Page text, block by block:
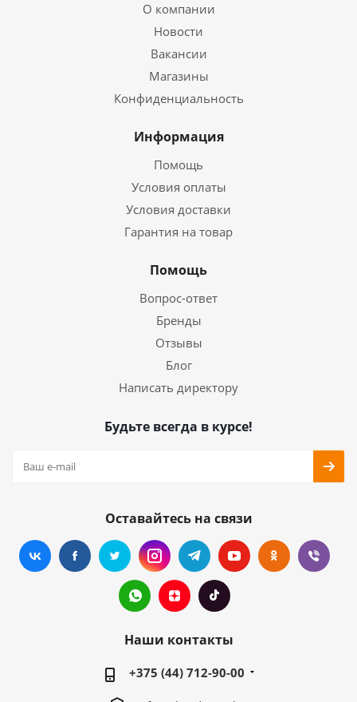
О компании
Новости
Вакансии
Магазины
Конфиденциальность
Информация
Помощь
Условия оплаты
Условия доставки
Гарантия на товар
Помощь
Вопрос-ответ
Бренды
Отзывы
Блог
Написать директору
Будьте всегда в курсе!
Оставайтесь на связи
Наши контакты
+375 (44) 712-90-00